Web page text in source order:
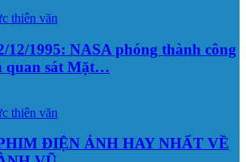
thiên văn
12/1995: NASA phóng thành công
quan sát Mặt…
thiên văn
ĐIỆN ẢNH HAY NHẤT VỀ